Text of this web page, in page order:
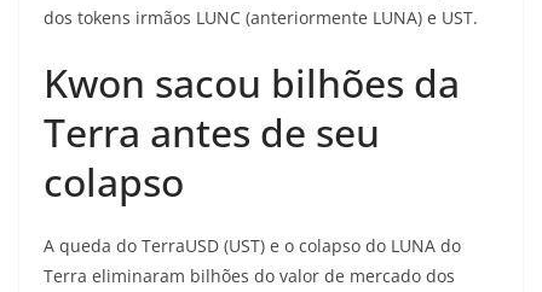
dos tokens irmãos LUNC (anteriormente LUNA) e UST.
Kwon sacou bilhões da
Terra antes de seu
colapso
A queda do TerraUSD (UST) e o colapso do LUNA do
Terra eliminaram bilhões do valor de mercado dos